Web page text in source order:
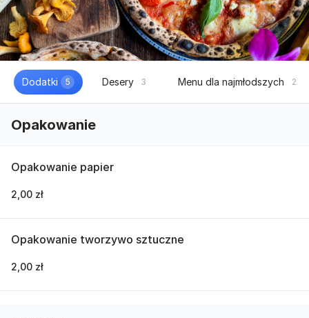
Dodatki 5 Desery 3 Menu dla najmłodszych 2
Opakowanie
Opakowanie papier
2,00 zł
Opakowanie tworzywo sztuczne
2,00 zł